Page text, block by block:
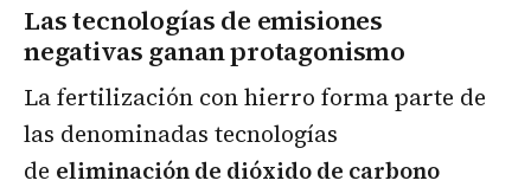
Las tecnologías de emisiones
negativas ganan protagonismo
La fertilización con hierro forma parte de
las denominadas tecnologías
de eliminación de dióxido de carbono